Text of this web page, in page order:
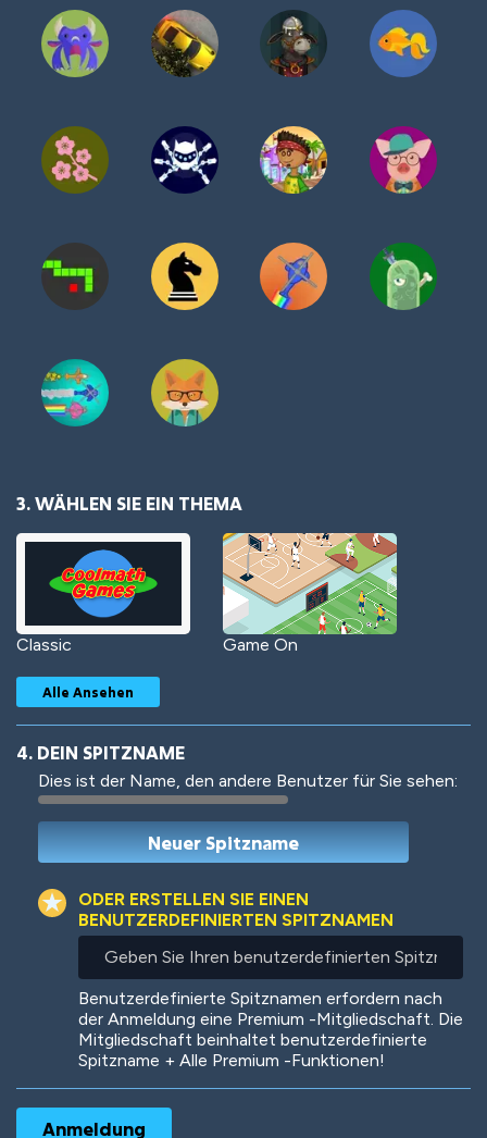
3. WÄHLEN SIE EIN THEMA
Classic Game On
Woof Jungle Cats
Colorful
Alle Ansehen
4. DEIN SPITZNAME
Dies ist der Name, den andere Benutzer für Sie sehen:
ODER ERSTELLEN SIE EINEN
BENUTZERDEFINIERTEN SPITZNAMEN
benutzerdefinierten
Spitznamen
Benutzerdefinierte Spitznamen erfordern nach
der Anmeldung eine Premium -Mitgliedschaft. Die
Mitgliedschaft beinhaltet benutzerdefinierte
Spitzname + Alle Premium -Funktionen!